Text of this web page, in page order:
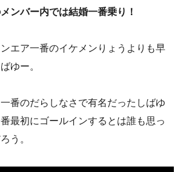
ンバー内では結婚一番乗り！
エア一番のイケメンりょうよりも早
ゆー。
番のだらしなさで有名だったしばゆ
最初にゴールインするとは誰も思っ
う。